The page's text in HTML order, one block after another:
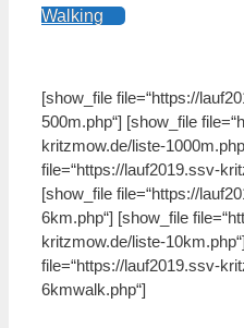
Walking
[show_file file=“https://
500m.php“] [show_file
kritzmow.de/liste-
file=“https://lauf2019.ssv-
[show_file file=“https://
6km.php“] [show_file
kritzmow.de/liste-
file=“https://lauf2019.ssv-
6kmwalk.php“]